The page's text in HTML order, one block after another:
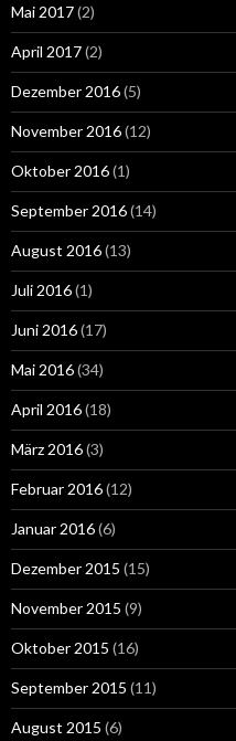
Mai 2017(2)
April 2017(2)
Dezember 2016(5)
November 2016(12)
Oktober 2016(1)
September 2016(14)
August 2016(13)
Juli 2016(1)
Juni 2016(17)
Mai 2016(34)
April 2016(18)
März 2016(3)
Februar 2016(12)
Januar 2016(6)
Dezember 2015 (15)
November 2015 (9)
Oktober 2015 (16)
September 2015 (11)
August 2015 (6)